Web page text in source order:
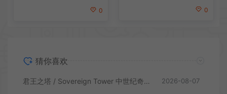
0 0
猜你喜欢
君王之塔 / Sovereign Tower 中世纪奇幻模拟RPG游戏 2026-08-07